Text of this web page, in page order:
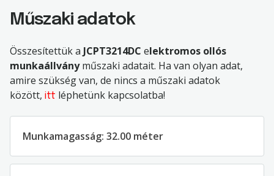
Műszaki adatok
Összesítettük a JCPT3214DC elektromos ollós
munkaállványműszaki adatait. Ha van olyan adat,
amire szükség van, de nincs a műszaki adatok
között, itt léphetünk kapcsolatba!
Munkamagasság: 32.00 méter